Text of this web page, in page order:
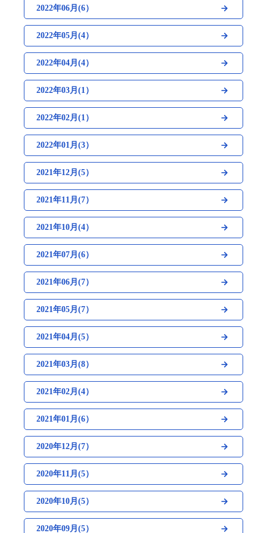
2022年06月(6）
2022年05月(4）
2022年04月(4）
2022年03月(1）
2022年02月(1）
2022年01月(3）
2021年12月(5）
2021年11月(7）
2021年10月(4）
2021年07月(6）
2021年06月(7）
2021年05月(7）
2021年04月(5）
2021年03月(8）
2021年02月(4）
2021年01月(6）
2020年12月(7）
2020年11月(5）
2020年10月(5）
2020年09月(5）